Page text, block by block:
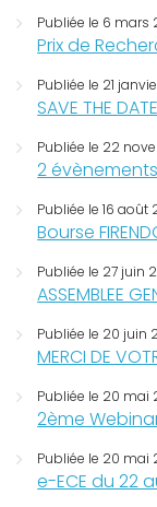
Publiée le 6 mars
Prix de
Publiée le 21
SAVE THE DATE
Publiée le 22
2 évènements
Publiée le 16 août
Bourse
Publiée le 27 juin
ASSEMBLEE
Publiée le 20 juin
MERCI DE
Publiée le 20 mai
2ème
Publiée le 20 mai
e-ECE du 22